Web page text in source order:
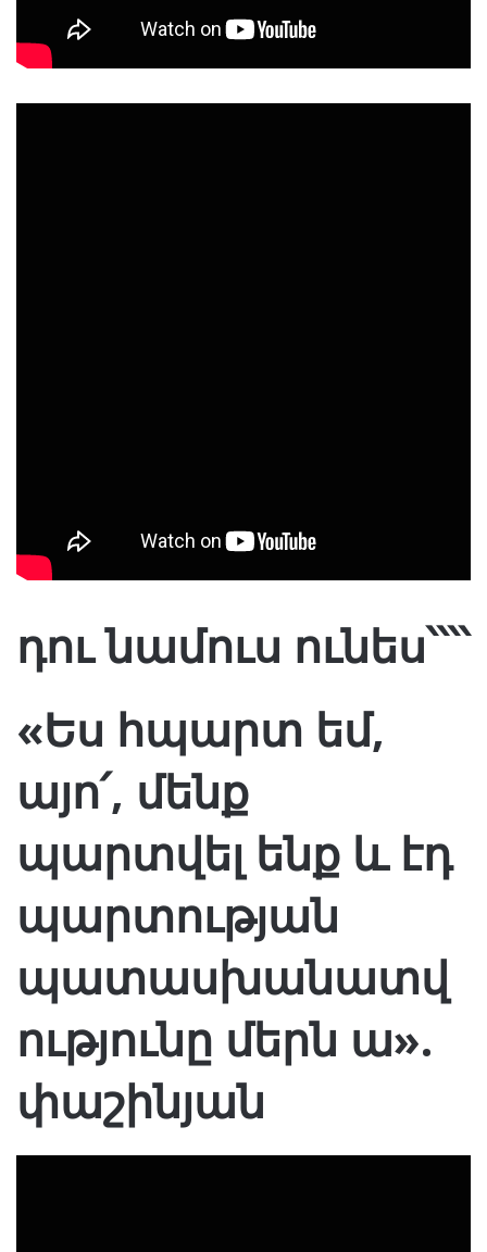
դու նամուս ունես՝՝՝՝
«Ես հպարտ եմ,
այո՛, մենք
պարտվել ենք և էդ
պարտության
պատասխանատվ
ությունը մերն ա».
փաշինյան